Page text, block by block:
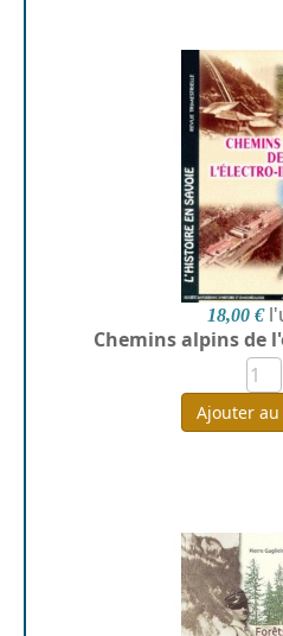
18,00 €
Chemins alpins de
Ajouter